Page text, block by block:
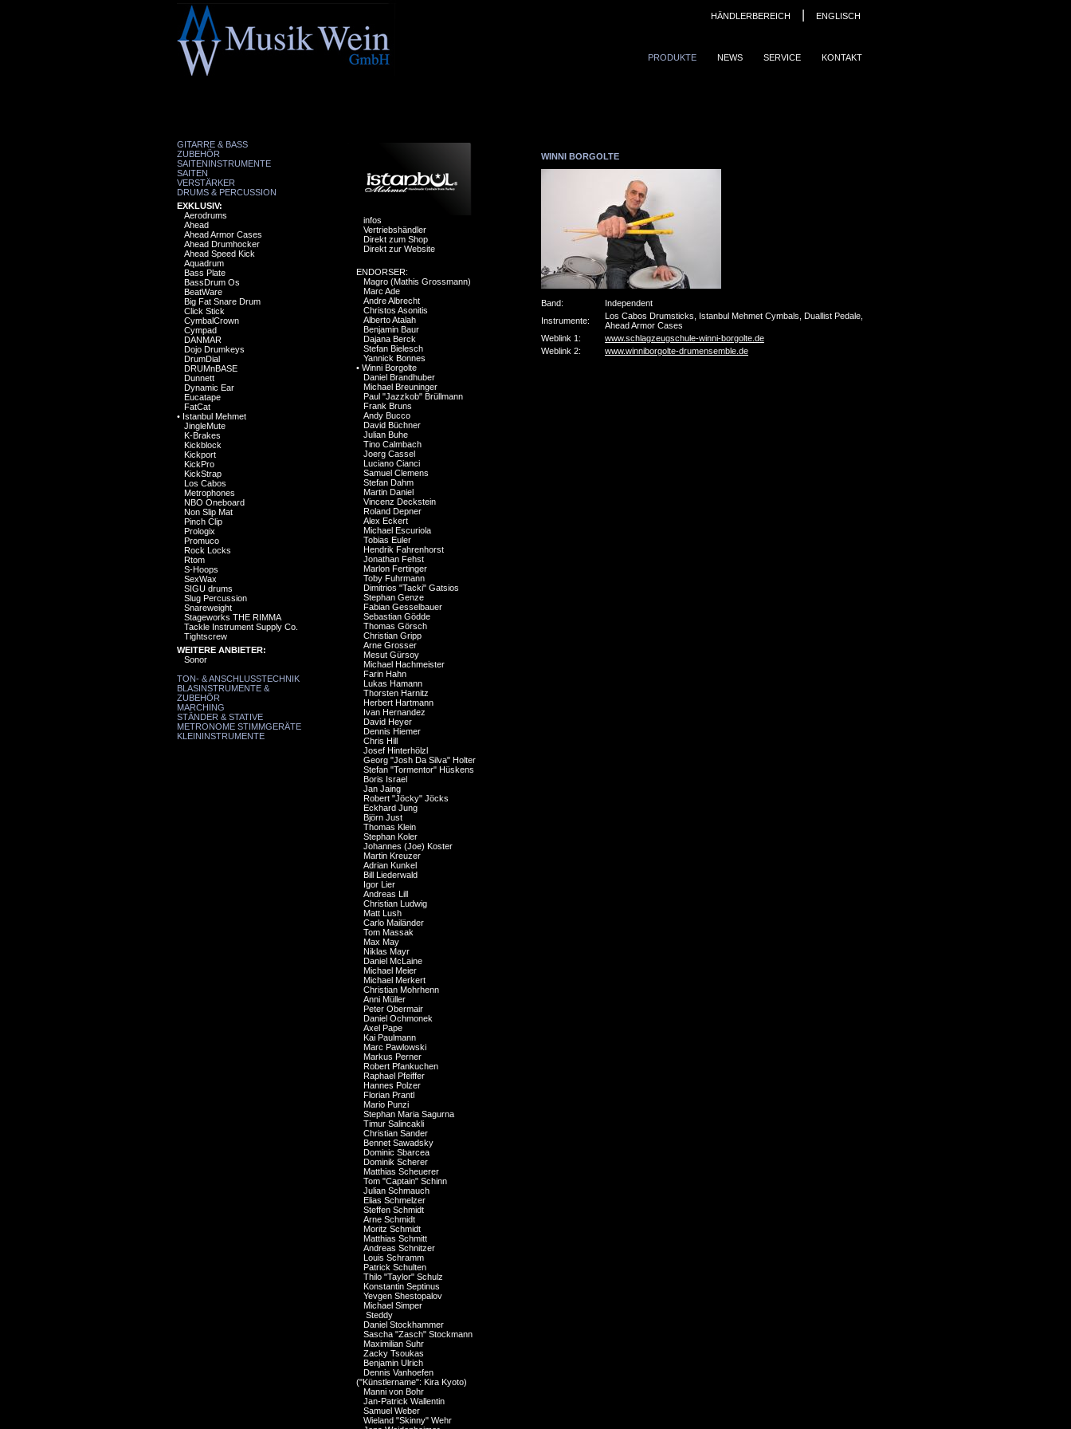
PRODUKTE NEWS SERVICE KONTAKT
HÄNDLERBEREICH ENGLISCH
GITARRE & BASS
ZUBEHÖR
SAITENINSTRUMENTE
SAITEN
VERSTÄRKER
DRUMS & PERCUSSION
EXKLUSIV:
Aerodrums
Ahead
Ahead Armor Cases
Ahead Drumhocker
Ahead Speed Kick
Aquadrum
Bass Plate
BassDrum Os
BeatWare
Big Fat Snare Drum
Click Stick
CymbalCrown
Cympad
DANMAR
Dojo Drumkeys
DrumDial
DRUMnBASE
Dunnett
Dynamic Ear
Eucatape
FatCat
• Istanbul Mehmet
JingleMute
K-Brakes
Kickblock
Kickport
KickPro
KickStrap
Los Cabos
Metrophones
NBO Oneboard
Non Slip Mat
Pinch Clip
Prologix
Promuco
Rock Locks
Rtom
S-Hoops
SexWax
SIGU drums
Slug Percussion
Snareweight
Stageworks THE RIMMA
Tackle Instrument Supply Co.
Tightscrew
WEITERE ANBIETER:
Sonor
TON- & ANSCHLUSSTECHNIK
BLASINSTRUMENTE &
ZUBEHÖR
MARCHING
STÄNDER & STATIVE
METRONOME STIMMGERÄTE
KLEININSTRUMENTE
infos
Vertriebshändler
Direkt zum Shop
Direkt zur Website
ENDORSER:
Magro (Mathis Grossmann)
Marc Ade
Andre Albrecht
Christos Asonitis
Alberto Atalah
Benjamin Baur
Dajana Berck
Stefan Bielesch
Yannick Bonnes
• Winni Borgolte
Daniel Brandhuber
Michael Breuninger
Paul "Jazzkob" Brüllmann
Frank Bruns
Andy Bucco
David Büchner
Julian Buhe
Tino Calmbach
Joerg Cassel
Luciano Cianci
Samuel Clemens
Stefan Dahm
Martin Daniel
Vincenz Deckstein
Roland Depner
Alex Eckert
Michael Escuriola
Tobias Euler
Hendrik Fahrenhorst
Jonathan Fehst
Marlon Fertinger
Toby Fuhrmann
Dimitrios "Tacki" Gatsios
Stephan Genze
Fabian Gesselbauer
Sebastian Gödde
Thomas Görsch
Christian Gripp
Arne Grosser
Mesut Gürsoy
Michael Hachmeister
Farin Hahn
Lukas Hamann
Thorsten Harnitz
Herbert Hartmann
Ivan Hernandez
David Heyer
Dennis Hiemer
Chris Hill
Josef Hinterhölzl
Georg "Josh Da Silva" Holter
Stefan "Tormentor" Hüskens
Boris Israel
Jan Jaing
Robert "Jöcky" Jöcks
Eckhard Jung
Björn Just
Thomas Klein
Stephan Koler
Johannes (Joe) Koster
Martin Kreuzer
Adrian Kunkel
Bill Liederwald
Igor Lier
Andreas Lill
Christian Ludwig
Matt Lush
Carlo Mailänder
Tom Massak
Max May
Niklas Mayr
Daniel McLaine
Michael Meier
Michael Merkert
Christian Mohrhenn
Anni Müller
Peter Obermair
Daniel Ochmonek
Axel Pape
Kai Paulmann
Marc Pawlowski
Markus Perner
Robert Pfankuchen
Raphael Pfeiffer
Hannes Polzer
Florian Prantl
Mario Punzi
Stephan Maria Sagurna
Timur Salincakli
Christian Sander
Bennet Sawadsky
Dominic Sbarcea
Dominik Scherer
Matthias Scheuerer
Tom "Captain" Schinn
Julian Schmauch
Elias Schmelzer
Steffen Schmidt
Arne Schmidt
Moritz Schmidt
Matthias Schmitt
Andreas Schnitzer
Louis Schramm
Patrick Schulten
Thilo "Taylor" Schulz
Konstantin Septinus
Yevgen Shestopalov
Michael Simper
Steddy
Daniel Stockhammer
Sascha "Zasch" Stockmann
Maximilian Suhr
Zacky Tsoukas
Benjamin Ulrich
Dennis Vanhoefen
("Künstlername": Kira Kyoto)
Manni von Bohr
Jan-Patrick Wallentin
Samuel Weber
Wieland "Skinny" Wehr
WINNI BORGOLTE
Band:
Independent
Instrumente:
Los Cabos Drumsticks, Istanbul Mehmet Cymbals, Duallist Pedale,
Ahead Armor Cases
Weblink 1:
www.schlagzeugschule-winni-borgolte.de
Weblink 2:
www.winniborgolte-drumensemble.de